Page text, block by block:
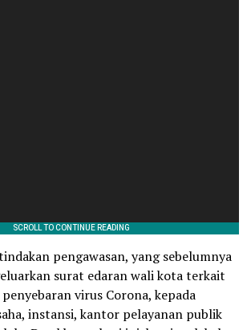
pengawasan, yang sebelumnya
surat edaran wali kota terkait
virus Corona, kepada
instansi, kantor pelayanan publik